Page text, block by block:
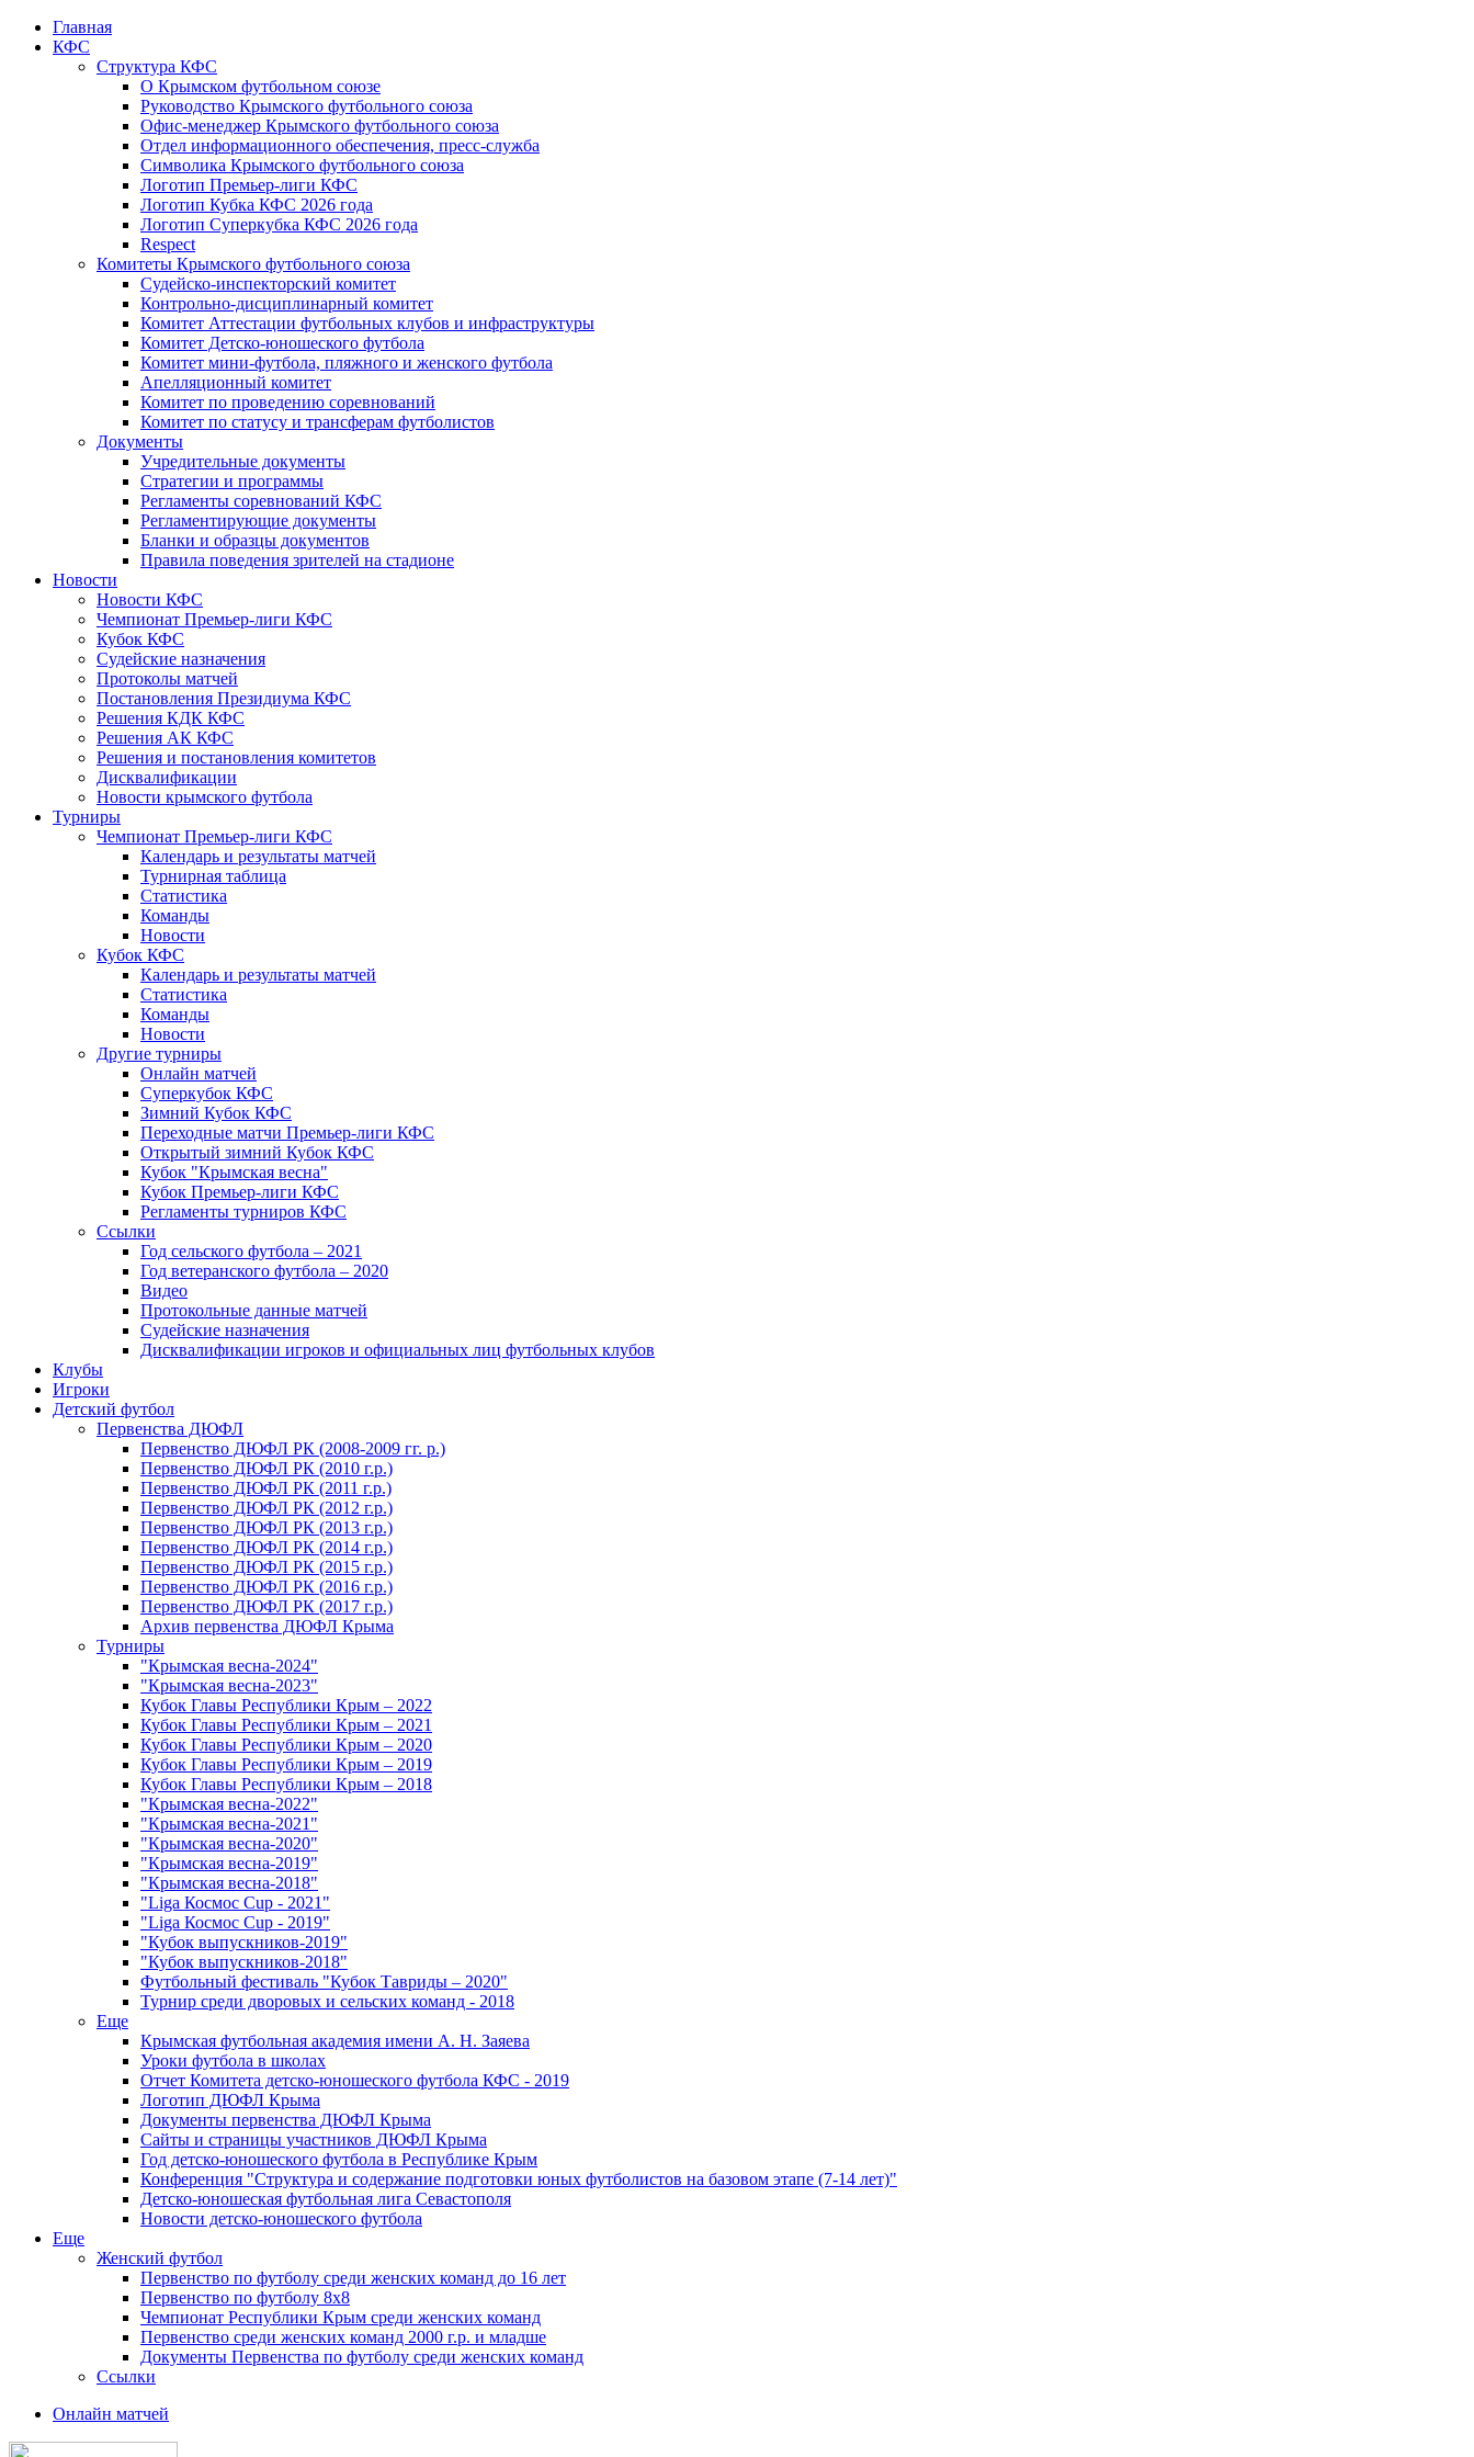
Главная
КФС
Структура КФС
О Крымском футбольном союзе
Руководство Крымского футбольного союза
Офис-менеджер Крымского футбольного союза
Отдел информационного обеспечения, пресс-служба
Символика Крымского футбольного союза
Логотип Премьер-лиги КФС
Логотип Кубка КФС 2026 года
Логотип Суперкубка КФС 2026 года
Respect
Комитеты Крымского футбольного союза
Судейско-инспекторский комитет
Контрольно-дисциплинарный комитет
Комитет Аттестации футбольных клубов и инфраструктуры
Комитет Детско-юношеского футбола
Комитет мини-футбола, пляжного и женского футбола
Апелляционный комитет
Комитет по проведению соревнований
Комитет по статусу и трансферам футболистов
Документы
Учредительные документы
Стратегии и программы
Регламенты соревнований КФС
Регламентирующие документы
Бланки и образцы документов
Правила поведения зрителей на стадионе
Новости
Новости КФС
Чемпионат Премьер-лиги КФС
Кубок КФС
Судейские назначения
Протоколы матчей
Постановления Президиума КФС
Решения КДК КФС
Решения АК КФС
Решения и постановления комитетов
Дисквалификации
Новости крымского футбола
Турниры
Чемпионат Премьер-лиги КФС
Календарь и результаты матчей
Турнирная таблица
Статистика
Команды
Новости
Кубок КФС
Календарь и результаты матчей
Статистика
Команды
Новости
Другие турниры
Онлайн матчей
Суперкубок КФС
Зимний Кубок КФС
Переходные матчи Премьер-лиги КФС
Открытый зимний Кубок КФС
Кубок "Крымская весна"
Кубок Премьер-лиги КФС
Регламенты турниров КФС
Ссылки
Год сельского футбола – 2021
Год ветеранского футбола – 2020
Видео
Протокольные данные матчей
Судейские назначения
Дисквалификации игроков и официальных лиц футбольных клубов
Клубы
Игроки
Детский футбол
Первенства ДЮФЛ
Первенство ДЮФЛ РК (2008-2009 гг. р.)
Первенство ДЮФЛ РК (2010 г.р.)
Первенство ДЮФЛ РК (2011 г.р.)
Первенство ДЮФЛ РК (2012 г.р.)
Первенство ДЮФЛ РК (2013 г.р.)
Первенство ДЮФЛ РК (2014 г.р.)
Первенство ДЮФЛ РК (2015 г.р.)
Первенство ДЮФЛ РК (2016 г.р.)
Первенство ДЮФЛ РК (2017 г.р.)
Архив первенства ДЮФЛ Крыма
Турниры
"Крымская весна-2024"
"Крымская весна-2023"
Кубок Главы Республики Крым – 2022
Кубок Главы Республики Крым – 2021
Кубок Главы Республики Крым – 2020
Кубок Главы Республики Крым – 2019
Кубок Главы Республики Крым – 2018
"Крымская весна-2022"
"Крымская весна-2021"
"Крымская весна-2020"
"Крымская весна-2019"
"Крымская весна-2018"
"Liga Космос Cup - 2021"
"Liga Космос Cup - 2019"
"Кубок выпускников-2019"
"Кубок выпускников-2018"
Футбольный фестиваль "Кубок Тавриды – 2020"
Турнир среди дворовых и сельских команд - 2018
Еще
Крымская футбольная академия имени А. Н. Заяева
Уроки футбола в школах
Отчет Комитета детско-юношеского футбола КФС - 2019
Логотип ДЮФЛ Крыма
Документы первенства ДЮФЛ Крыма
Сайты и страницы участников ДЮФЛ Крыма
Год детско-юношеского футбола в Республике Крым
Конференция "Структура и содержание подготовки юных футболистов на базовом этапе (7-14 лет)"
Детско-юношеская футбольная лига Севастополя
Новости детско-юношеского футбола
Еще
Женский футбол
Первенство по футболу среди женских команд до 16 лет
Первенство по футболу 8х8
Чемпионат Республики Крым среди женских команд
Первенство среди женских команд 2000 г.р. и младше
Документы Первенства по футболу среди женских команд
Ссылки
Онлайн матчей